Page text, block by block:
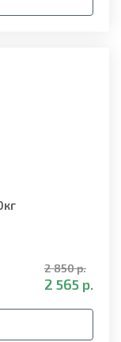
2 850 р.
2 565 р.